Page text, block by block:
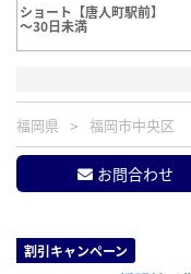
ショート【唐人町駅前】
～30日未満
福岡県 福岡市中央区
お問合わせ
割引キャンペーン